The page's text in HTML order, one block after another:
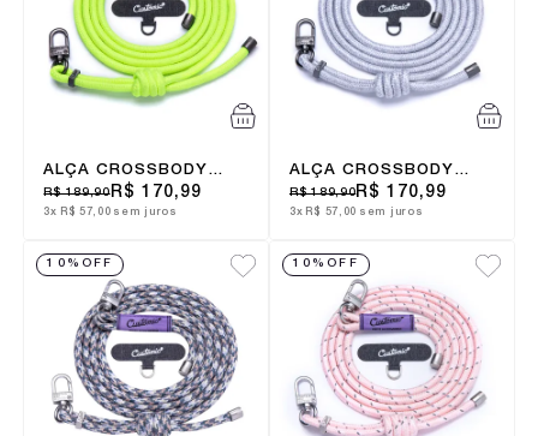
ALÇA CROSSBODY
6MM NEON LIME
R$ 189,90R$ 170,99
3x R$ 57,00 sem juros
ALÇA CROSSBODY
6MM SILVER MIST
R$ 189,90R$ 170,99
3x R$ 57,00 sem juros
10% OFF 10%OFF